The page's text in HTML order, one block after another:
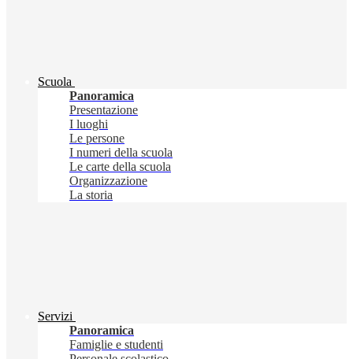
Scuola
Panoramica
Presentazione
I luoghi
Le persone
I numeri della scuola
Le carte della scuola
Organizzazione
La storia
Servizi
Panoramica
Famiglie e studenti